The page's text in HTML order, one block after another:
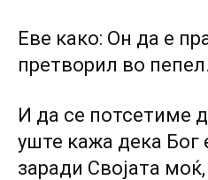
Еве како: Он да е
претворил во пепел.
И да се потсетиме
уште кажа дека Бог
заради Својата